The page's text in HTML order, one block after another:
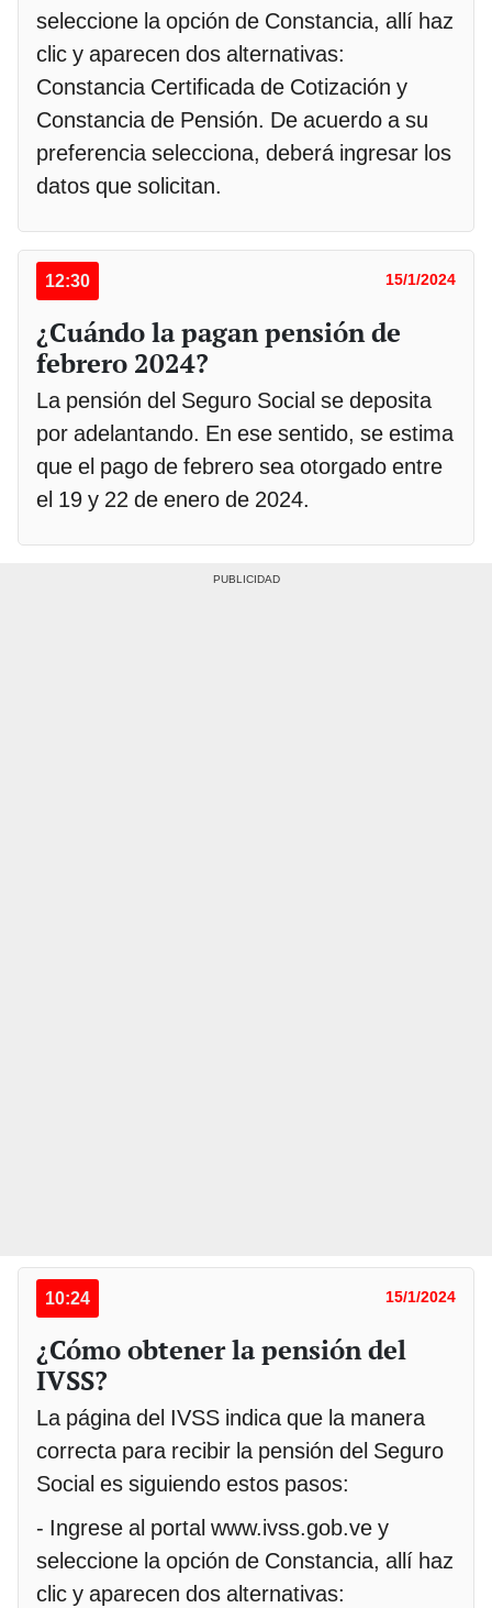
seleccione la opción de Constancia, allí haz
clic y aparecen dos alternativas:
Constancia Certificada de Cotización y
Constancia de Pensión. De acuerdo a su
preferencia selecciona, deberá ingresar los
datos que solicitan.
12:30 15/1/2024
¿Cuándo la pagan pensión de
febrero 2024?
La pensión del Seguro Social se deposita
por adelantando. En ese sentido, se estima
que el pago de febrero sea otorgado entre
el 19 y 22 de enero de 2024.
10:24 15/1/2024
¿Cómo obtener la pensión del
IVSS?
La página del IVSS indica que la manera
correcta para recibir la pensión del Seguro
Social es siguiendo estos pasos:
- Ingrese al portal www.ivss.gob.ve y
seleccione la opción de Constancia, allí haz
clic y aparecen dos alternativas: